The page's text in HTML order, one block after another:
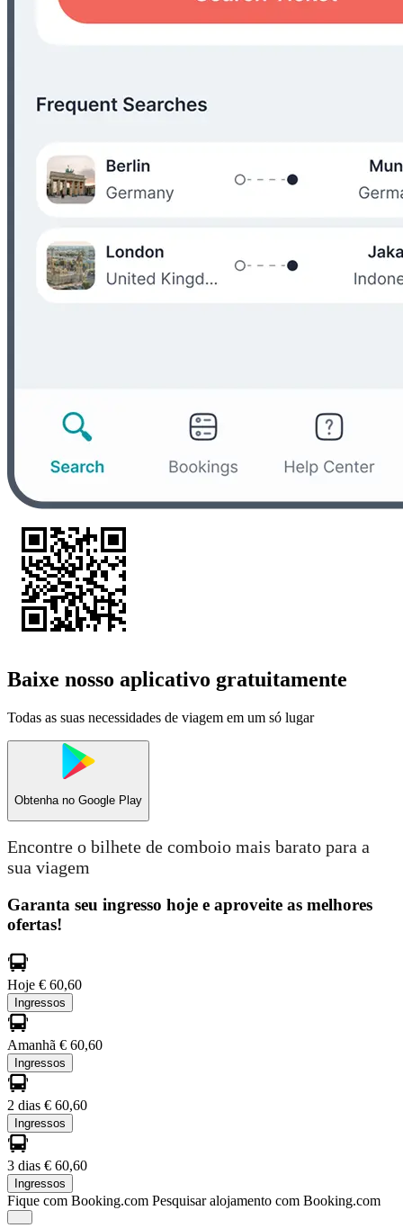
Baixe nosso aplicativo gratuitamente
Todas as suas necessidades de viagem em um só lugar
Obtenha no Google Play
Encontre o bilhete de comboio mais barato para a
sua viagem
Garanta seu ingresso hoje e aproveite as melhores
ofertas!
Hoje € 60,60
Ingressos
Amanhã € 60,60
Ingressos
2 dias € 60,60
Ingressos
3 dias € 60,60
Ingressos
Fique com Booking.com Pesquisar alojamento com Booking.com